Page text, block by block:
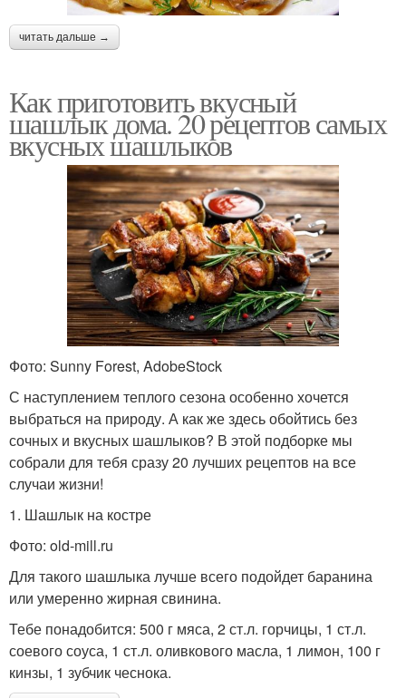
читать дальше →
Как приготовить вкусный
шашлык дома. 20 рецептов самых
вкусных шашлыков
Фото: Sunny Forest, AdobeStock
С наступлением теплого сезона особенно хочется
выбраться на природу. А как же здесь обойтись без
сочных и вкусных шашлыков? В этой подборке мы
собрали для тебя сразу 20 лучших рецептов на все
случаи жизни!
1. Шашлык на костре
Фото: old-mill.ru
Для такого шашлыка лучше всего подойдет баранина
или умеренно жирная свинина.
Тебе понадобится: 500 г мяса, 2 ст.л. горчицы, 1 ст.л.
соевого соуса, 1 ст.л. оливкового масла, 1 лимон, 100 г
кинзы, 1 зубчик чеснока.